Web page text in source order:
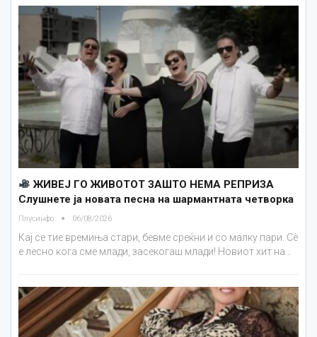
ЖИВЕЈ ГО ЖИВОТОТ ЗАШТО НЕМА РЕПРИЗА
Слушнете ја новата песна на шармантната четворка
Плусинфо 06/08/2026
Кај се тие времиња стари, бевме среќни и со малку пари. Сè
е лесно кога сме млади, засекогаш млади! Новиот хит на…